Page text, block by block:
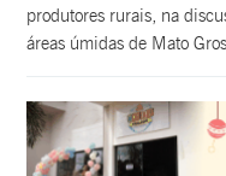
produtores rurais, na
áreas úmidas de Mato